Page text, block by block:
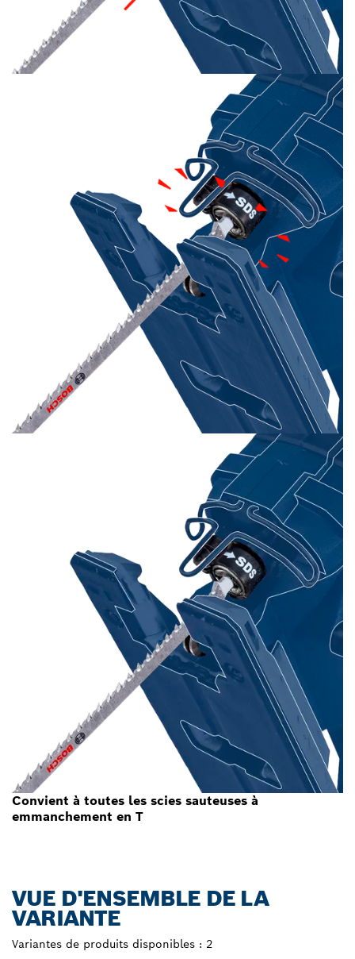
Convient à toutes les scies sauteuses à
emmanchement en T
VUE D'ENSEMBLE DE LA
VARIANTE
Variantes de produits disponibles : 2